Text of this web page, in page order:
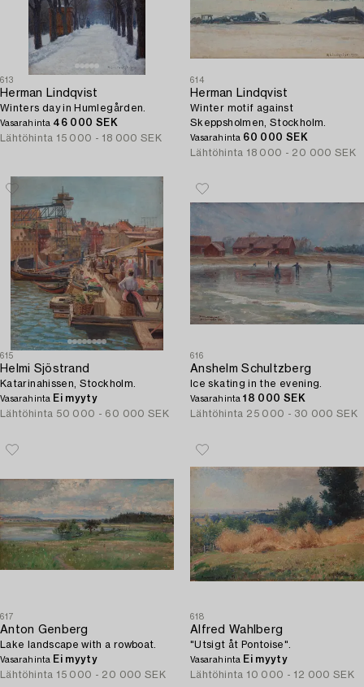
613
Herman Lindqvist
Winters day in Humlegården.
Vasarahinta 46 000 SEK
Lähtöhinta 15 000 - 18 000 SEK
614
Herman Lindqvist
Winter motif against
Skeppsholmen, Stockholm.
Vasarahinta 60 000 SEK
Lähtöhinta 18 000 - 20 000 SEK
615
Helmi Sjöstrand
Katarinahissen, Stockholm.
Vasarahinta Ei myyty
Lähtöhinta 50 000 - 60 000 SEK
616
Anshelm Schultzberg
Ice skating in the evening.
Vasarahinta18 000 SEK
Lähtöhinta 25 000 - 30 000 SEK
617
Anton Genberg
Lake landscape with a rowboat.
Vasarahinta Ei myyty
Lähtöhinta 15 000 - 20 000 SEK
618
Alfred Wahlberg
"Utsigt åt Pontoise".
Vasarahinta Ei myyty
Lähtöhinta 10 000 - 12 000 SEK